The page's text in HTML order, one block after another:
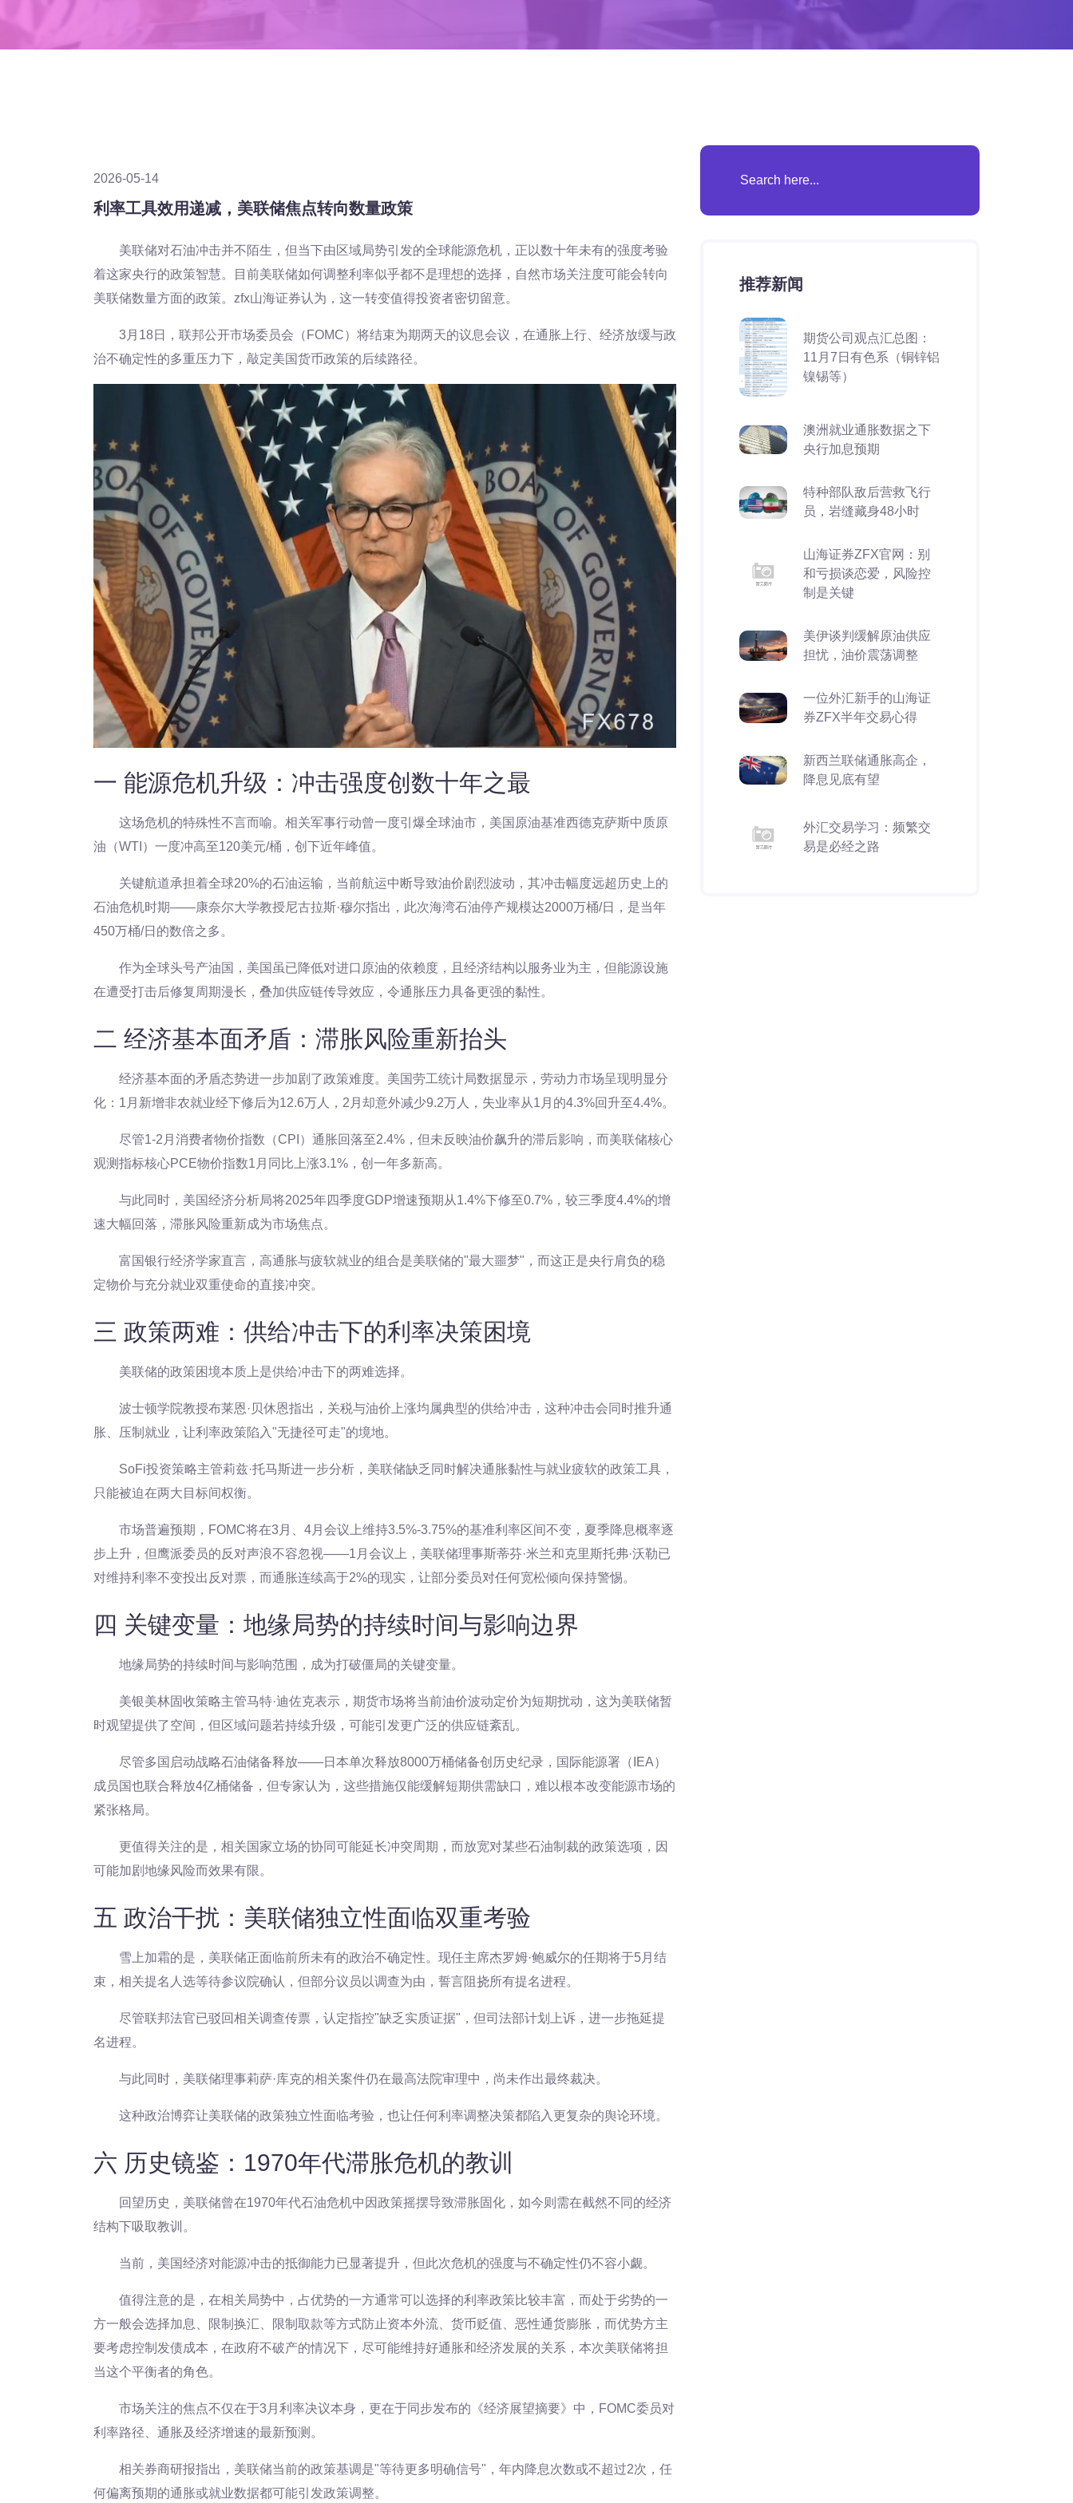
2026-05-14
利率工具效用递减，美联储焦点转向数量政策
美联储对石油冲击并不陌生，但当下由区域局势引发的全球能源危机，正以数十年未有的强度考验
着这家央行的政策智慧。目前美联储如何调整利率似乎都不是理想的选择，自然市场关注度可能会转向
美联储数量方面的政策。zfx山海证券认为，这一转变值得投资者密切留意。
3月18日，联邦公开市场委员会（FOMC）将结束为期两天的议息会议，在通胀上行、经济放缓与政
治不确定性的多重压力下，敲定美国货币政策的后续路径。
一 能源危机升级：冲击强度创数十年之最
这场危机的特殊性不言而喻。相关军事行动曾一度引爆全球油市，美国原油基准西德克萨斯中质原
油（WTI）一度冲高至120美元/桶，创下近年峰值。
关键航道承担着全球20%的石油运输，当前航运中断导致油价剧烈波动，其冲击幅度远超历史上的
石油危机时期——康奈尔大学教授尼古拉斯·穆尔指出，此次海湾石油停产规模达2000万桶/日，是当年
450万桶/日的数倍之多。
作为全球头号产油国，美国虽已降低对进口原油的依赖度，且经济结构以服务业为主，但能源设施
在遭受打击后修复周期漫长，叠加供应链传导效应，令通胀压力具备更强的黏性。
二 经济基本面矛盾：滞胀风险重新抬头
经济基本面的矛盾态势进一步加剧了政策难度。美国劳工统计局数据显示，劳动力市场呈现明显分
化：1月新增非农就业经下修后为12.6万人，2月却意外减少9.2万人，失业率从1月的4.3%回升至4.4%。
尽管1-2月消费者物价指数（CPI）通胀回落至2.4%，但未反映油价飙升的滞后影响，而美联储核心
观测指标核心PCE物价指数1月同比上涨3.1%，创一年多新高。
与此同时，美国经济分析局将2025年四季度GDP增速预期从1.4%下修至0.7%，较三季度4.4%的增
速大幅回落，滞胀风险重新成为市场焦点。
富国银行经济学家直言，高通胀与疲软就业的组合是美联储的"最大噩梦"，而这正是央行肩负的稳
定物价与充分就业双重使命的直接冲突。
三 政策两难：供给冲击下的利率决策困境
美联储的政策困境本质上是供给冲击下的两难选择。
波士顿学院教授布莱恩·贝休恩指出，关税与油价上涨均属典型的供给冲击，这种冲击会同时推升通
胀、压制就业，让利率政策陷入"无捷径可走"的境地。
SoFi投资策略主管莉兹·托马斯进一步分析，美联储缺乏同时解决通胀黏性与就业疲软的政策工具，
只能被迫在两大目标间权衡。
市场普遍预期，FOMC将在3月、4月会议上维持3.5%-3.75%的基准利率区间不变，夏季降息概率逐
步上升，但鹰派委员的反对声浪不容忽视——1月会议上，美联储理事斯蒂芬·米兰和克里斯托弗·沃勒已
对维持利率不变投出反对票，而通胀连续高于2%的现实，让部分委员对任何宽松倾向保持警惕。
四 关键变量：地缘局势的持续时间与影响边界
地缘局势的持续时间与影响范围，成为打破僵局的关键变量。
美银美林固收策略主管马特·迪佐克表示，期货市场将当前油价波动定价为短期扰动，这为美联储暂
时观望提供了空间，但区域问题若持续升级，可能引发更广泛的供应链紊乱。
尽管多国启动战略石油储备释放——日本单次释放8000万桶储备创历史纪录，国际能源署（IEA）
成员国也联合释放4亿桶储备，但专家认为，这些措施仅能缓解短期供需缺口，难以根本改变能源市场的
紧张格局。
更值得关注的是，相关国家立场的协同可能延长冲突周期，而放宽对某些石油制裁的政策选项，因
可能加剧地缘风险而效果有限。
五 政治干扰：美联储独立性面临双重考验
雪上加霜的是，美联储正面临前所未有的政治不确定性。现任主席杰罗姆·鲍威尔的任期将于5月结
束，相关提名人选等待参议院确认，但部分议员以调查为由，誓言阻挠所有提名进程。
尽管联邦法官已驳回相关调查传票，认定指控"缺乏实质证据"，但司法部计划上诉，进一步拖延提
名进程。
与此同时，美联储理事莉萨·库克的相关案件仍在最高法院审理中，尚未作出最终裁决。
这种政治博弈让美联储的政策独立性面临考验，也让任何利率调整决策都陷入更复杂的舆论环境。
六 历史镜鉴：1970年代滞胀危机的教训
回望历史，美联储曾在1970年代石油危机中因政策摇摆导致滞胀固化，如今则需在截然不同的经济
结构下吸取教训。
当前，美国经济对能源冲击的抵御能力已显著提升，但此次危机的强度与不确定性仍不容小觑。
值得注意的是，在相关局势中，占优势的一方通常可以选择的利率政策比较丰富，而处于劣势的一
方一般会选择加息、限制换汇、限制取款等方式防止资本外流、货币贬值、恶性通货膨胀，而优势方主
要考虑控制发债成本，在政府不破产的情况下，尽可能维持好通胀和经济发展的关系，本次美联储将担
当这个平衡者的角色。
市场关注的焦点不仅在于3月利率决议本身，更在于同步发布的《经济展望摘要》中，FOMC委员对
利率路径、通胀及经济增速的最新预测。
相关券商研报指出，美联储当前的政策基调是"等待更多明确信号"，年内降息次数或不超过2次，任
何偏离预期的通胀或就业数据都可能引发政策调整。
推荐新闻
期货公司观点汇总图：
11月7日有色系（铜锌铝
镍锡等）
澳洲就业通胀数据之下
央行加息预期
特种部队敌后营救飞行
员，岩缝藏身48小时
山海证券ZFX官网：别
和亏损谈恋爱，风险控
制是关键
美伊谈判缓解原油供应
担忧，油价震荡调整
一位外汇新手的山海证
券ZFX半年交易心得
新西兰联储通胀高企，
降息见底有望
外汇交易学习：频繁交
易是必经之路